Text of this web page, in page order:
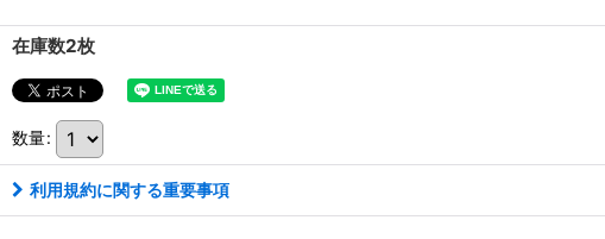
在庫数2枚
数量:
利用規約に関する重要事項